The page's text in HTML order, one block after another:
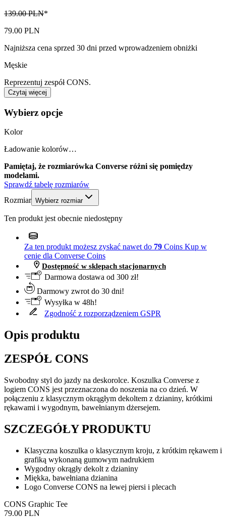
139.00 PLN*
79.00 PLN
Najniższa cena sprzed 30 dni przed wprowadzeniem obniżki
Męskie
Reprezentuj zespół CONS.
Czytaj więcej
Wybierz opcje
Kolor
Ładowanie kolorów…
Pamiętaj, że rozmiarówka Converse różni się pomiędzy
modelami.
Sprawdź tabelę rozmiarów
Rozmiar Wybierz rozmiar
Ten produkt jest obecnie niedostępny
Za ten produkt możesz zyskać nawet do 79 Coins Kup w
cenie dla Converse Coins
Dostępność w sklepach stacjonarnych
Darmowa dostawa od 300 zł!
Darmowy zwrot do 30 dni!
Wysyłka w 48h!
Zgodność z rozporządzeniem GSPR
Opis produktu
ZESPÓŁ CONS
Swobodny styl do jazdy na deskorolce. Koszulka Converse z
logiem CONS jest przeznaczona do noszenia na co dzień. W
połączeniu z klasycznym okrągłym dekoltem z dzianiny, krótkimi
rękawami i wygodnym, bawełnianym dżersejem.
SZCZEGÓŁY PRODUKTU
Klasyczna koszulka o klasycznym kroju, z krótkim rękawem i
grafiką wykonaną gumowym nadrukiem
Wygodny okrągły dekolt z dzianiny
Miękka, bawełniana dzianina
Logo Converse CONS na lewej piersi i plecach
CONS Graphic Tee
79.00 PLN